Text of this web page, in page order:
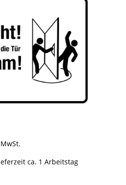
ca. 1 Arbeitstag